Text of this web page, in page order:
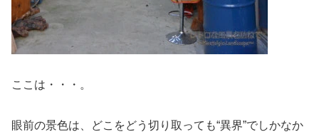
ここは・・・。
眼前の景色は、どこをどう切り取っても“異界”でしかなか